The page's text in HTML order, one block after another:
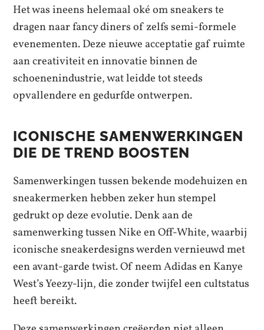
Het was ineens helemaal oké om sneakers te
dragen naar fancy diners of zelfs semi-formele
evenementen. Deze nieuwe acceptatie gaf ruimte
aan creativiteit en innovatie binnen de
schoenenindustrie, wat leidde tot steeds
opvallendere en gedurfde ontwerpen.
ICONISCHE SAMENWERKINGEN
DIE DE TREND BOOSTEN
Samenwerkingen tussen bekende modehuizen en
sneakermerken hebben zeker hun stempel
gedrukt op deze evolutie. Denk aan de
samenwerking tussen Nike en Off-White, waarbij
iconische sneakerdesigns werden vernieuwd met
een avant-garde twist. Of neem Adidas en Kanye
West’s Yeezy-lijn, die zonder twijfel een cultstatus
heeft bereikt.